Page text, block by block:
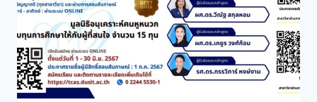
เข้า
ศึกษา
ระดับ
ปริญญา
ตรี
ภาค
ปกติ